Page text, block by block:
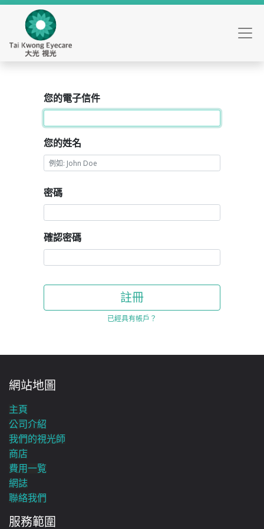
您的電子信件
您的姓名
密碼
確認密碼
註冊
已經具有帳戶？
網站地圖
主頁
公司介紹
我們的視光師
商店
費用一覧
網誌
聯絡我們
服務範圍